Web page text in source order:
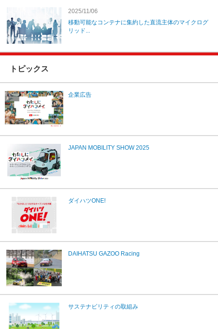
2025/11/06
移動可能なコンテナに集約した直流主体のマイクログ
リッド...
トピックス
企業広告
JAPAN MOBILITY SHOW 2025
ダイハツONE!
DAIHATSU GAZOO Racing
サステナビリティの取組み